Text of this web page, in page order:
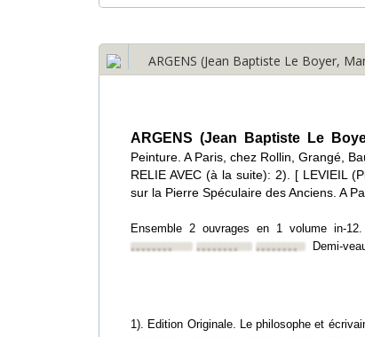
ARGENS (Jean Baptiste Le Boyer,
ARGENS (Jean Baptiste Le
Peinture. A Paris, chez Rollin, Grangé,
RELIE AVEC (à la suite): 2). [ LEVIEIL
sur la Pierre Spéculaire des Anciens. A
Ensemble 2 ouvrages en 1 volume in-12.
••••••••
•••••••• •••••••• Demi-
1). Edition Originale. Le philosophe et